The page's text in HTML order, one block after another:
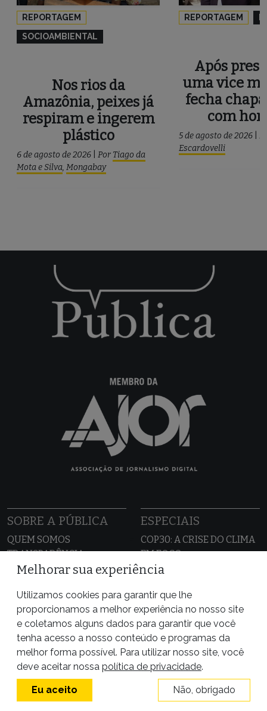
REPORTAGEM
SOCIOAMBIENTAL
Nos rios da
Amazônia, peixes já
respiram e ingerem
plástico
6 de agosto de 2026 Por Tiago da
Mota e Silva, Mongabay
REPORTAGEM
Após
uma vice
fecha
com
5 de agosto de 2026
Escardovelli
SOBRE A PÚBLICA
QUEM SOMOS
TRANSPARÊNCIA
CONTATO
FONTE
REPUBLICAÇÃO
REPUBLIQUE
ENGLISH
ESPAÑOL
ESPECIAIS
COP30: A CRISE DO CLIMA
EM FOCO
A MÃO INVISÍVEL DAS BIG
O JULGAMENTO DE JAIR
BOLSONARO
PROJETO
ESCRAVIZADORES
DITADURA: 60 ANOS DO
GOLPE
CASO SAMUEL KLEIN
AMAZÔNIA SEM LEI
Melhorar sua experiência
Utilizamos cookies para garantir que lhe
proporcionamos a melhor experiência no nosso site
e coletamos alguns dados para garantir que você
tenha acesso a nosso conteúdo e programas da
melhor forma possível. Para utilizar nosso site, você
deve aceitar nossa política de privacidade.
Eu aceito Não, obrigado